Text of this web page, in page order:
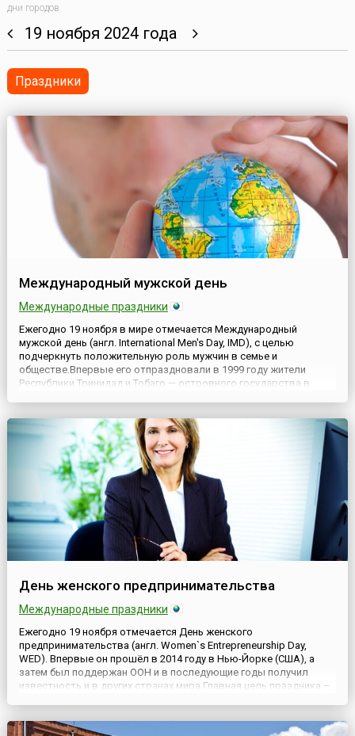
дни городов
19 ноября 2024 года
Праздники
Международный мужской день
Международные праздники
Ежегодно 19 ноября в мире отмечается Международный
мужской день (англ. International Men's Day, IMD), с целью
подчеркнуть положительную роль мужчин в семье и
обществе.Впервые его отпраздновали в 1999 году жители
Республики Тринидад и Тобаго — островного государства в
других странах Ка...
День женского предпринимательства
Международные праздники
Ежегодно 19 ноября отмечается День женского
предпринимательства (англ. Women`s Entrepreneurship Day,
WED). Впервые он прошёл в 2014 году в Нью-Йорке (США), а
затем был поддержан ООН и в последующие годы получил
известность и в других странах мира.Главная цель праздника –
популяризация жен...